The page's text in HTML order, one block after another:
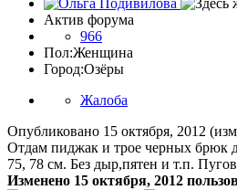
Актив форума
966
Пол:Женщина
Город:Озёры
Жалоба
Опубликовано 15 октября, 2012
Отдам пиджак и трое черных брюк
75, 78 см. Без дыр,пятен и т.п.
Изменено 15 октября, 2012